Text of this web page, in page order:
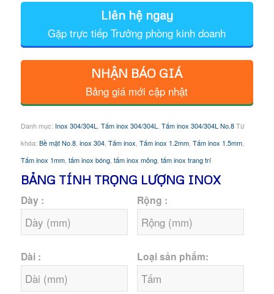
Liên hệ ngay
Gặp trực tiếp Trưởng phòng kinh doanh
NHẬN BÁO GIÁ
Bảng giá mới cập nhật
Danh mục: Inox 304/304L Tấm inox 304/304L Tấm inox 304/304L No.8 Từ
khóa: Bề mặt No.8, inox 304, Tấm inox Tấm inox 1.2mm, Tấm inox 1.5mm,
Tấm inox 1mm, tấm inox bóng, tấm inox mỏng, tấm inox trang trí
BẢNG TÍNH TRỌNG LƯỢNG INOX
Dày : Rộng :
Dài : Loại sản phẩm: